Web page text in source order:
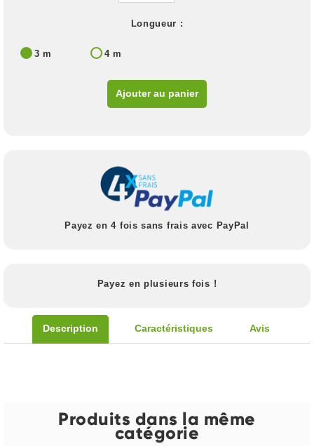
Longueur :
3 m 4 m
Ajouter au panier
Payez en 4 fois sans frais avec PayPal
Payez en plusieurs fois !
Description Caractéristiques Avis
Produits dans la même
catégorie